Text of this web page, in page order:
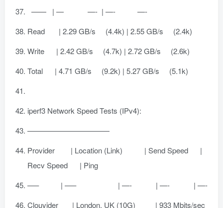
—— | — —- | —- —-
Read | 2.29 GB/s (4.4k) | 2.55 GB/s (2.4k)
Write | 2.42 GB/s (4.7k) | 2.72 GB/s (2.6k)
Total | 4.71 GB/s (9.2k) | 5.27 GB/s (5.1k)
iperf3 Network Speed Tests (IPv4):
———————————
Provider | Location (Link) | Send Speed |
Recv Speed | Ping
—– | —– | —- | —- | —-
Clouvider | London, UK (10G) | 933 Mbits/sec